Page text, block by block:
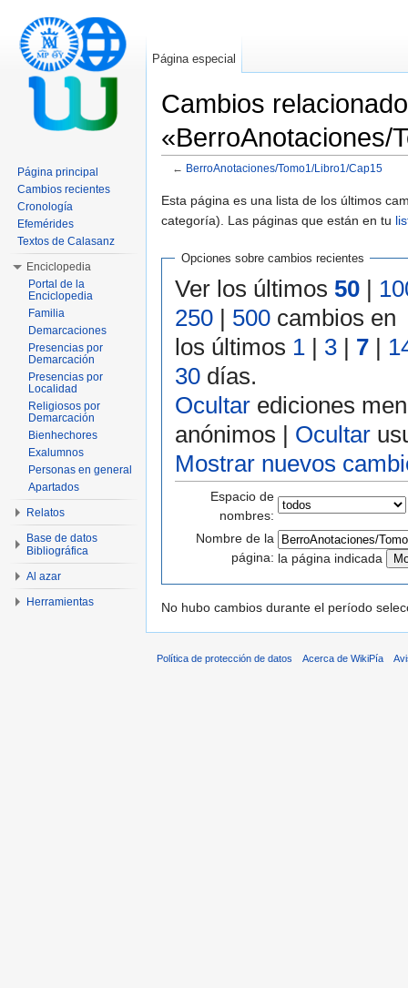
Cambios
«BerroAnotaciones/
← BerroAnotaciones/Tomo1/Libro1/Cap15
Esta página es una lista de los últimos
categoría). Las páginas que están en tu
Opciones sobre cambios recientes
Ver los últimos 50 |
250 | 500 cambios en
los últimos 1 | 3 | 7 |
30 días.
Ocultar ediciones
anónimos | Ocultar
Mostrar nuevos
Espacio de
nombres:
Nombre de la
página: la página indicada
No hubo cambios durante el período
Página especial
Página principal
Cambios recientes
Cronología
Efemérides
Textos de Calasanz
Enciclopedia
Portal de la
Enciclopedia
Familia
Demarcaciones
Presencias por
Demarcación
Presencias por
Localidad
Religiosos por
Demarcación
Bienhechores
Exalumnos
Personas en general
Apartados
Relatos
Base de datos
Bibliográfica
Al azar
Herramientas
Política de protección de datos Acerca de WikiPía